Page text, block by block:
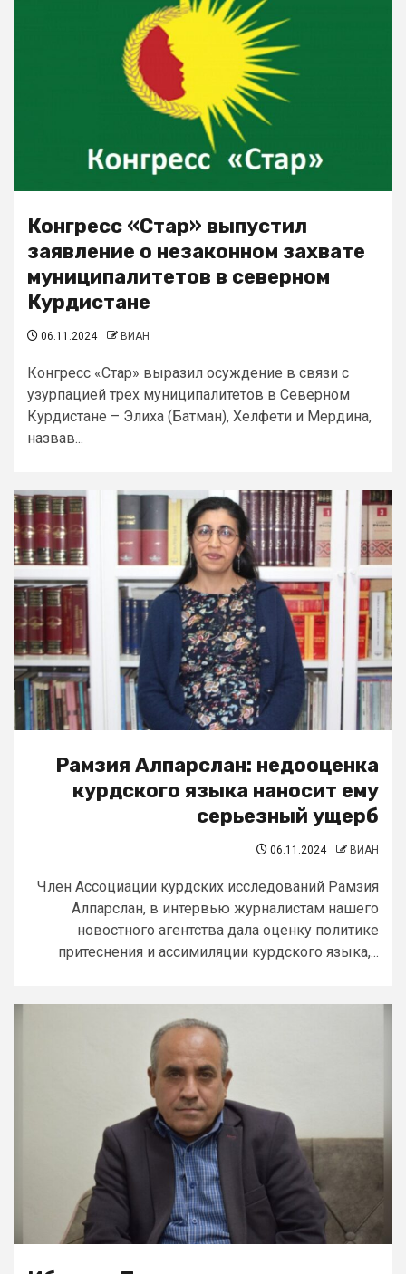
Конгресс «Стар» выпустил
заявление о незаконном захвате
муниципалитетов в северном
Курдистане
06.11.2024 ВИАН
Конгресс «Стар» выразил осуждение в связи с
узурпацией трех муниципалитетов в Северном
Курдистане – Элиха (Батман), Хелфети и Мердина,
назвав...
Рамзия Алпарслан: недооценка
курдского языка наносит ему
серьезный ущерб
06.11.2024 ВИАН
Член Ассоциации курдских исследований Рамзия
Алпарслан, в интервью журналистам нашего
новостного агентства дала оценку политике
притеснения и ассимиляции курдского языка,...